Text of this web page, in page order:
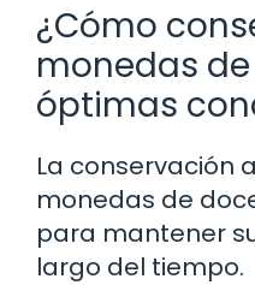
¿Cómo
monedas
óptimas
La conservación
monedas de
para mantener
largo del tiempo.